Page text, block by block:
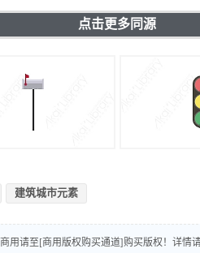
点击更多同源
建筑城市元素
用请至[商用版权购买通道]购买版权！详情